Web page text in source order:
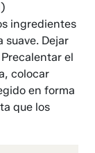
ingredientes
suave. Dejar
el
colocar
en forma
que los